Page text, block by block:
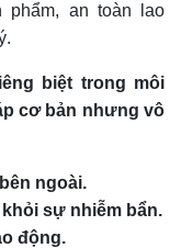
phẩm, an toàn lao
biệt trong môi
cơ bản nhưng vô
ngoài.
sự nhiễm bẩn.
động.